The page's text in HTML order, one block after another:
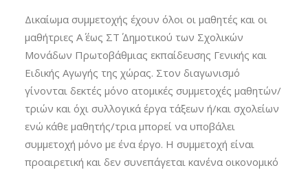
Δικαίωμα συμμετοχής έχουν όλοι οι μαθητές και οι
μαθήτριες Α΄ έως ΣΤ΄ Δημοτικού των Σχολικών
Μονάδων Πρωτοβάθμιας εκπαίδευσης Γενικής και
Ειδικής Αγωγής της χώρας. Στον διαγωνισμό
γίνονται δεκτές μόνο ατομικές συμμετοχές μαθητών/
τριών και όχι συλλογικά έργα τάξεων ή/και σχολείων
ενώ κάθε μαθητής/τρια μπορεί να υποβάλει
συμμετοχή μόνο με ένα έργο. Η συμμετοχή είναι
προαιρετική και δεν συνεπάγεται κανένα οικονομικό